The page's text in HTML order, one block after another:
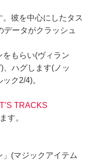
彼を中心にしたタス
ータがクラッシュ
もらい(ヴィラン
、ハグします(ノッ
ク2/4)。
TRACKS
す。
(マジックアイテム